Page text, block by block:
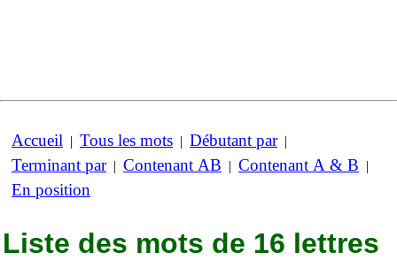
Accueil | Tous les mots | Débutant par|
Terminant par| Contenant AB | Contenant A & B |
En position
Liste des mots de 16 lettres